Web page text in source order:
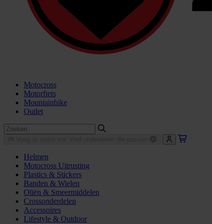
Motocross
Motorfiets
Mountainbike
Outlet
Helmen
Motocross Uitrusting
Plastics & Stickers
Banden & Wielen
Oliën & Smeermiddelen
Crossonderdelen
Accessoires
Lifestyle & Outdoor